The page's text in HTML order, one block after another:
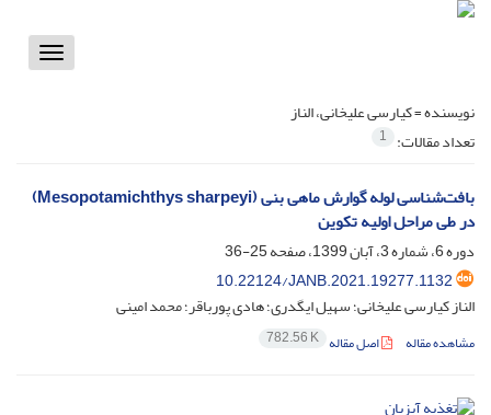
Toggle
نویسنده =کیارسی علیخانی، الناز
تعداد مقالات: 1
بافت‌شناسی لوله گوارش ماهی بنی (Mesopotamichthys sharpeyi)
در‌ طی مراحل اولیه تکوین
دوره 6، شماره 3، آبان 1399، صفحه
25-36
10.22124/JANB.2021.19277.1132
الناز کیارسی علیخانی؛ سهیل ایگدری؛ هادی پورباقر؛ محمد امینی
مشاهده مقاله اصل مقاله 782.56 K